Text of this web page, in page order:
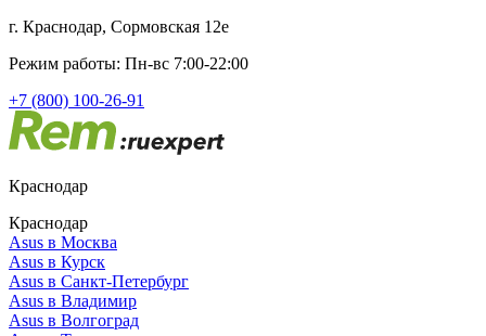
г. Краснодар, Сормовская 12е
Режим работы: Пн-вс 7:00-22:00
+7 (800) 100-26-91
Краснодар
Краснодар
Asus в Москва
Asus в Курск
Asus в Санкт-Петербург
Asus в Владимир
Asus в Волгоград